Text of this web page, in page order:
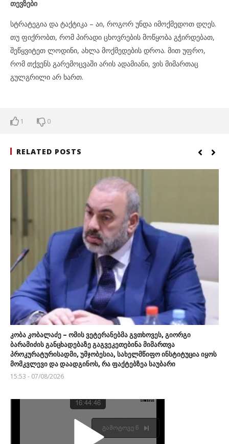
თევზები
სტრატეგია და ტაქტიკა – აი, როგორ უნდა იმოქმედოთ დღეს.
თუ ფიქრობთ, რომ პირადი ცხოვრების მოწყობა გჭირდებათ,
შეწყვიტეთ ლოდინი, ახლა მოქმედების დროა. მით უფრო,
რომ თქვენს გარემოცვაში არის ადამიანი, ვის მიმართაც
გულგრილი არ ხართ.
1 0
RELATED POSTS
კობა კობალაძე – ომის ვეტერანებმა გვთხოვეს, გიორგი
ბარამიძის განცხადებაზე გაგვეკეთებინა მიმართვა
პროკურატურისადმი, უმჯობესია, სახელმწიფო ინსტიტუცია იყოს
მომკვლევი და დაადგინოს, რა ფაქტებზეა საუბარი
15:53 - 07/08/2026